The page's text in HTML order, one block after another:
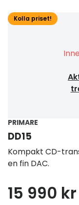
Kolla priset!
PRIMARE
DD15
Kompakt CD-
en fin DAC.
15 990 kr